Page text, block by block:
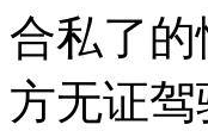
合私了
方无证